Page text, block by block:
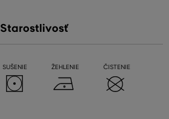
Starostlivosť
SUŠENIE ŽEHLENIE ČISTENIE